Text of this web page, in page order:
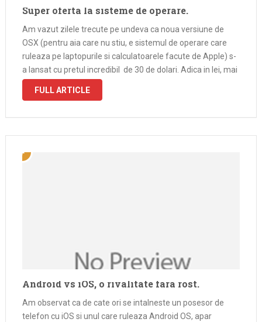
Super oferta la sisteme de operare.
Am vazut zilele trecute pe undeva ca noua versiune de
OSX (pentru aia care nu stiu, e sistemul de operare care
ruleaza pe laptopurile si calculatoarele facute de Apple) s-
a lansat cu pretul incredibil de 30 de dolari. Adica in lei, mai
putin de 100 de …
FULL ARTICLE
Android vs iOS, o rivalitate fara rost.
Am observat ca de cate ori se intalneste un posesor de
telefon cu iOS si unul care ruleaza Android OS, apar